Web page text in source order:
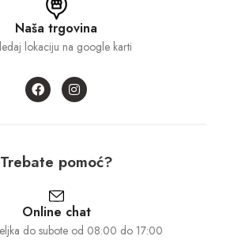
Naša trgovina
lokaciju na google karti
Trebate pomoć?
Online chat
do subote od 08:00 do 17:00